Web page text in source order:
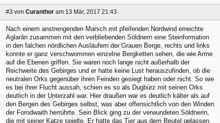
#3 von Curanthor am 13 Mär, 2017 21:43
Nach einem anstrengenden Marsch mit pfeifenden Nordwind erreichte
Aglarân zusammen mit den verbliebenden Söldnern eine Steinformation
in den falchen nördlichen Ausläufern der Grauen Berge, rechts und links
konnte er ganz verschwommen einzelne Bergketten sehen, die wie Arme
auf die Ebenen griffen. Sie waren noch lange nicht außerhalb der
Reichweite des Gebirges und er hatte keine Lust herauszufinden, ob die
neutralen Orks gegenüber ihren Feinden gesiegt haben oder nicht. So wie
es bei ihrer Flucht aussah, schien es so als Dugbúrz mit seinen Orks
deutlich in der Unterzahl war. Hier draußen war es deutlich kälter als auf
den Bergen des Gebirges selbst, was aber offensichtlich von den Winden
der Forodwaith herrührte. Sein Blick ging zu der verwundeten Söldnerin,
die mit seiner Katze spielte. Er hatte das Tier aus dem Beutel gelassen,